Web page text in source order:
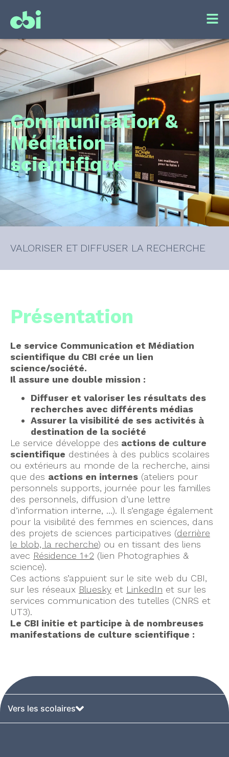
Communication &
Médiation
scientifique
VALORISER ET DIFFUSER LA RECHERCHE
Présentation
Le service Communication et Médiation
scientifique du CBI crée un lien
science/société.
Il assure une double mission :
Diffuser et valoriser les résultats des
recherches avec différents médias
Assurer la visibilité de ses activités à
destination de la société
Le service développe des actions de culture
scientifique destinées à des publics scolaires
ou extérieurs au monde de la recherche, ainsi
que des actions en internes (ateliers pour
personnels supports, journée pour les familles
des personnels, diffusion d’une lettre
d’information interne, …). Il s’engage également
pour la visibilité des femmes en sciences, dans
des projets de sciences participatives (derrière
le blob, la recherche) ou en tissant des liens
avec Résidence 1+2 (lien Photographies &
science).
Ces actions s’appuient sur le site web du CBI,
sur les réseaux Bluesky et LinkedIn et sur les
services communication des tutelles (CNRS et
UT3).
Le CBI initie et participe à de nombreuses
manifestations de culture scientifique :
Vers les scolaires